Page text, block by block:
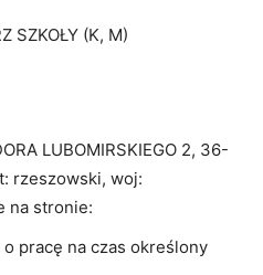
SZKOŁY (K, M)
LUBOMIRSKIEGO 2, 36-
rzeszowski, woj:
na stronie:
o pracę na czas określony